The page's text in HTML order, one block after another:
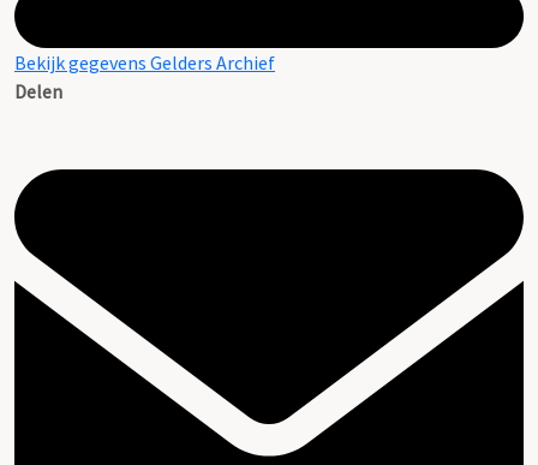
Bekijk gegevens Gelders Archief
Delen